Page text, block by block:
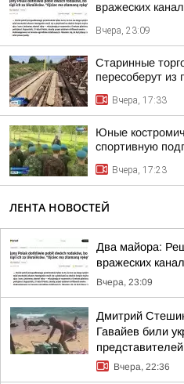
вражеских
Вчера, 23:09
Старинные
пересоберут из
Вчера, 17:33
Юные
спортивную
Вчера, 17:23
ЛЕНТА НОВОСТЕЙ
Два майора:
вражеских
Вчера, 23:09
Дмитрий
Гавайев били
Вчера, 22:36